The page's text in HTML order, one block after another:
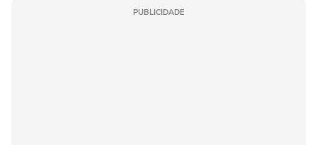
PUBLICIDADE